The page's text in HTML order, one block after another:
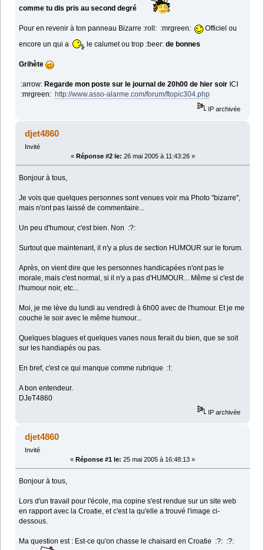
comme tu dis pris au second degré
Pour en revenir à ton panneau Bizarre :roll: :mrgreen:
Officiel ou
encore un qui a
le calumet ou trop :beer:de bonnes
Grihète
:arrow: Regarde mon poste sur le journal de 20h00 de hier soir ICI
:mrgreen: http://www.asso-alarme.com/forum/ftopic304.php
IP archivée
djet4860
Invité
« Réponse #2 le: 26 mai 2005 à 11:43:26 »
Bonjour à tous,
Je vois que quelques personnes sont venues voir ma Photo "bizarre",
mais n'ont pas laissé de commentaire...
Un peu d'humour, c'est bien. Non :?:
Surtout que maintenant, il n'y a plus de section HUMOUR sur le forum.
Après, on vient dire que les personnes handicapées n'ont pas le
morale, mais c'est normal, si il n'y a pas d'HUMOUR... Même si c'est de
l'humour noir, etc...
Moi, je me lève du lundi au vendredi à 6h00 avec de l'humour. Et je me
couche le soir avec le même humour...
Quelques blagues et quelques vanes nous ferait du bien, que se soit
sur les handiapés ou pas.
En bref, c'est ce qui manque comme rubrique :!:
A bon entendeur.
DJeT4860
IP archivée
djet4860
Invité
« Réponse #1 le: 25 mai 2005 à 16:48:13 »
Bonjour à tous,
Lors d'un travail pour l'école, ma copine s'est rendue sur un site web
en rapport avec la Croatie, et c'est la qu'elle a trouvé l'image ci-
dessous.
Ma question est : Est-ce qu'on chasse le chaisard en Croatie :?: :?: